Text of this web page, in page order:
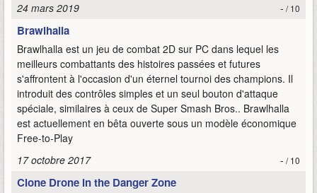
24 mars 2019
- / 10
Brawlhalla
Brawlhalla est un jeu de combat 2D sur PC dans lequel les
meilleurs combattants des histoires passées et futures
s'affrontent à l'occasion d'un éternel tournoi des champions. Il
introduit des contrôles simples et un seul bouton d'attaque
spéciale, similaires à ceux de Super Smash Bros.. Brawlhalla
est actuellement en bêta ouverte sous un modèle économique
Free-to-Play
17 octobre 2017
- / 10
Clone Drone in the Danger Zone